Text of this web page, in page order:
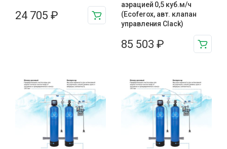
24 705 ₽
аэрацией 0,5 куб.м/ч
(Ecoferox, авт. клапан
управления Clack)
85 503 ₽